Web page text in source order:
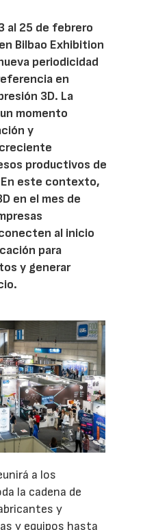
al 25 de febrero
Bilbao Exhibition
periodicidad
en
3D. La
momento
y
productivos de
este contexto,
en el mes de
al inicio
para
y generar
a los
la cadena de
y
y equipos hasta